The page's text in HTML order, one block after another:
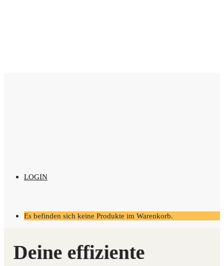
LOGIN
Es befinden sich keine Produkte im Warenkorb.